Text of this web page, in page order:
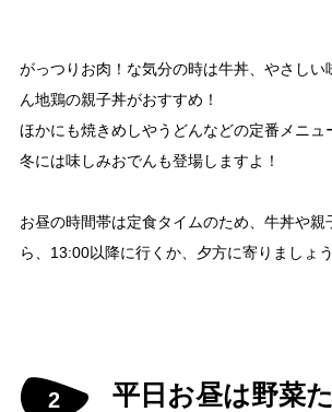
がっつりお肉！な気分の時は牛丼、やさしい
ん地鶏の親子丼がおすすめ！
ほかにも焼きめしやうどんなどの定番メニュ
冬には味しみおでんも登場しますよ！
お昼の時間帯は定食タイムのため、牛丼や親
ら、13:00以降に行くか、夕方に寄りましょう
平日お昼は野菜